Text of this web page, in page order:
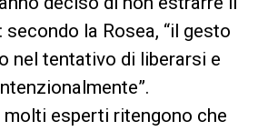
la Rosea, “il gesto
nel tentativo di liberarsi e
esperti ritengono che